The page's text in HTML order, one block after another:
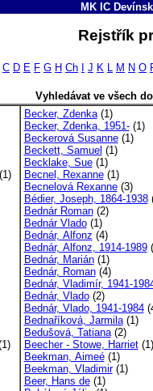
MK IC
Rejstřík
C D E F G H Ch J K L M N O
Vyhledávat ve všech
(1)
Becker, Zdenka(1)
Becker, Zdenka, 1951-(1)
Beckerová Susanne(1)
Beckett, Samuel (1)
Becklake, Sue(1)
Becnel, Rexanne(1)
Becnelová Rexanne(3)
Bédier, Joseph, 1864-1938
Bednár Roman(2)
Bednár Vlado(1)
Bednár, Alfonz (4)
Bednár, Alfonz, 1914-1989
Bednár, Marián(1)
Bednár, Roman(4)
Bednár, Vladimír, 1941-
Bednár, Vlado(2)
Bednár, Vlado, 1941-1984
Bednaříková, Jarmila(1)
Bedušová, Tatiana(2)
Beecher - Stowe, Harriet(1)
Beekman, Aimeé(1)
Beekman, Vladimir(1)
Beer, Hans de(1)